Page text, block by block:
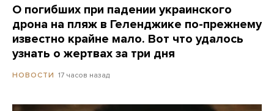
О погибших при падении украинского
дрона на пляж в Геленджике по-прежнему
известно крайне мало. Вот что удалось
узнать о жертвах за три дня
НОВОСТИ 17 часов назад